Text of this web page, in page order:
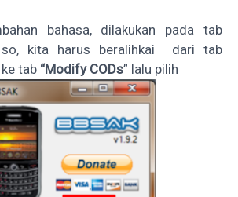
bahasa, dilakukan pada tab
so, kita harus beralihkai dari tab
ke tab “Modify CODs” lalu pilih